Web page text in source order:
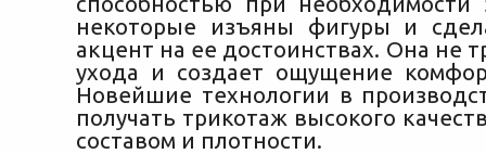
некоторые изъяны фигуры и
акцент на ее достоинствах. Она не
ухода и создает ощущение
Новейшие технологии в
получать трикотаж высокого
составом и плотности.